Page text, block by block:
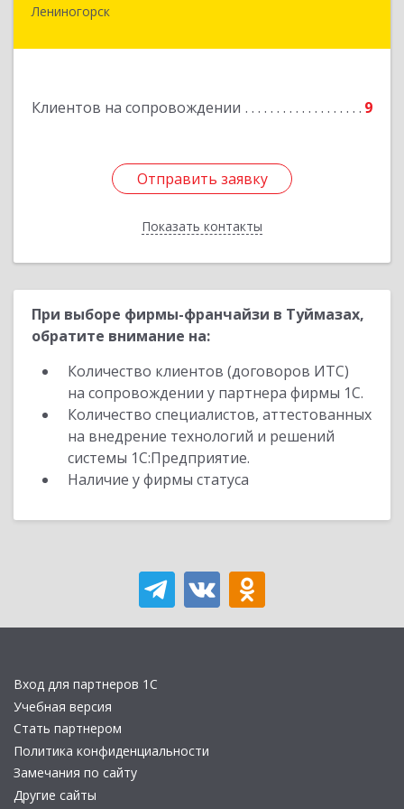
Лениногорск
Клиентов на сопровождении 9
Отправить заявку
Показать контакты
423250, Татарстан Респ, Лениногорск г,
Отправить заявку
Назад
При выборе фирмы-франчайзи в Туймазах,
обратите внимание на:
Количество клиентов (договоров ИТС)
на сопровождении у партнера фирмы 1С.
Количество специалистов, аттестованных
на внедрение технологий и решений
системы 1С:Предприятие.
Наличие у фирмы статуса
Вход для партнеров 1С
Учебная версия
Стать партнером
Политика конфиденциальности
Замечания по сайту
Другие сайты